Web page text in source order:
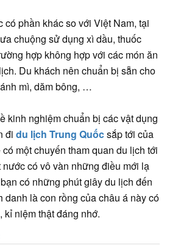
có phần khác so với Việt Nam, tại
chuộng sử dụng xì dầu, thuốc
hợp không hợp với các món ăn
Du khách nên chuẩn bị sẵn cho
mì, dăm bông, …
kinh nghiệm chuẩn bị các vật dụng
đi du lịch Trung Quốcsắp tới của
một chuyến tham quan du lịch tới
có vô vàn những điều mới lạ
có những phút giây du lịch đến
danh là con rồng của châu á này có
niệm thật đáng nhớ.